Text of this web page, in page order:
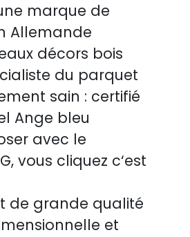
marque de
Allemande
décors bois
du parquet
sain : certifié
Ange bleu
avec le
vous cliquez c‘est
de grande qualité
et